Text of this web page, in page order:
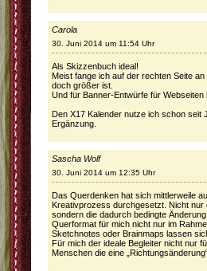
Carola
30. Juni 2014 um 11:54 Uhr
Als Skizzenbuch ideal!
Meist fange ich auf der rechten Seite
doch größer ist.
Und für Banner-Entwürfe für
Den X17 Kalender nutze ich schon seit
Ergänzung.
Sascha Wolf
30. Juni 2014 um 12:35 Uhr
Das Querdenken hat sich mittlerweile
Kreativprozess durchgesetzt. Nicht nur
sondern die dadurch bedingte
Querformat für mich nicht nur im
Sketchnotes oder Brainmaps lassen
Für mich der ideale Begleiter nicht nur
Menschen die eine